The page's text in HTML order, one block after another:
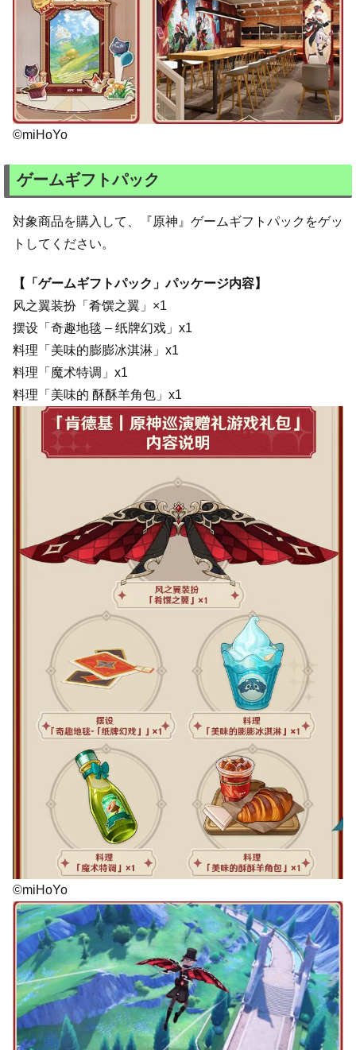
©miHoYo
ゲームギフトパック
対象商品を購入して、『原神』ゲームギフトパックをゲッ
トしてください。
【「ゲームギフトパック」パッケージ内容】
风之翼装扮「肴馔之翼」×1
摆设「奇趣地毯 – 纸牌幻戏」x1
料理「美味的膨膨冰淇淋」x1
料理「魔术特调」x1
料理「美味的 酥酥羊角包」x1
©miHoYo